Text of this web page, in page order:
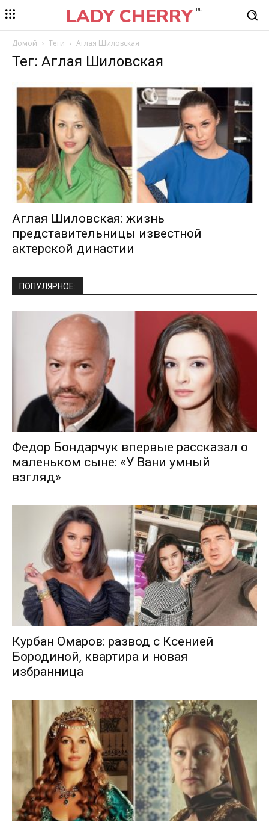
LADY CHERRY RU
Домой Теги Аглая Шиловская
Тег: Аглая Шиловская
Аглая Шиловская: жизнь
представительницы известной
актерской династии
ПОПУЛЯРНОЕ:
Федор Бондарчук впервые рассказал о
маленьком сыне: «У Вани умный
взгляд»
Курбан Омаров: развод с Ксенией
Бородиной, квартира и новая
избранница